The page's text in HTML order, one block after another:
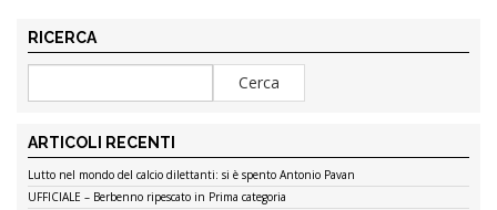
RICERCA
ARTICOLI RECENTI
Lutto nel mondo del calcio dilettanti: si è spento Antonio Pavan
UFFICIALE – Berbenno ripescato in Prima categoria